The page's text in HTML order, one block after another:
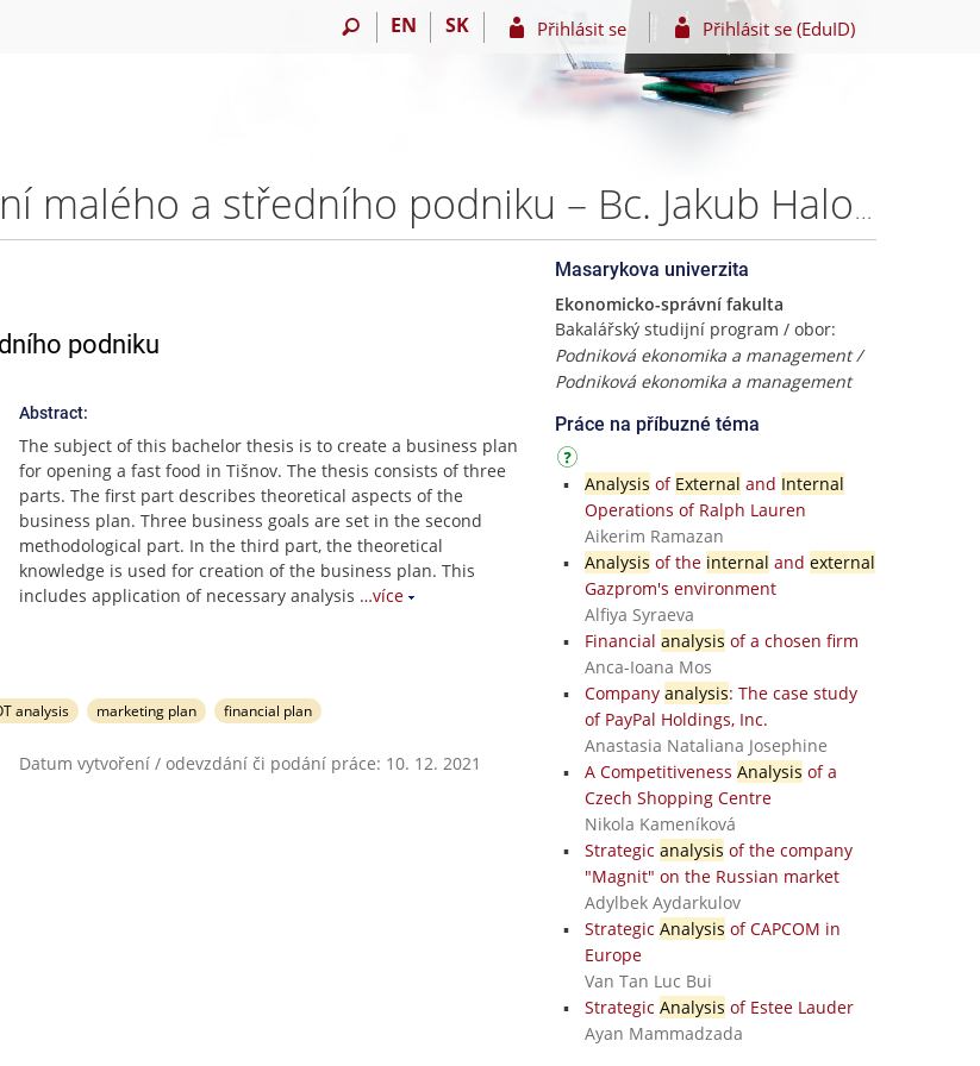
EN SK Přihlásit se Přihlásit se (EduID)
Podnikatelský plán a zakládání malého a středního podniku – Bc. Jakub Halouzka
podniku
Abstract:
The subject of this bachelor thesis is to create a business plan
for opening a fast food in Tišnov. The thesis consists of three
parts. The first part describes theoretical aspects of the
business plan. Three business goals are set in the second
methodological part. In the third part, the theoretical
knowledge is used for creation of the business plan. This
includes application of necessary analysis …více
analysis marketing plan financial plan
Datum vytvoření / odevzdání či podání práce: 10. 12. 2021
Masarykova univerzita
Ekonomicko-správní fakulta
Bakalářský studijní program / obor:
Podniková ekonomika a management /
Podniková ekonomika a management
Práce na příbuzné téma
Analysis of External and Internal
Operations of Ralph Lauren
Aikerim Ramazan
Analysis of the internal and external
Gazprom's environment
Alfiya Syraeva
Financial analysis of a chosen firm
Anca-Ioana Mos
Company analysis: The case study
of PayPal Holdings, Inc.
Anastasia Nataliana Josephine
A Competitiveness Analysis of a
Czech Shopping Centre
Nikola Kameníková
Strategic analysis of the company
"Magnit" on the Russian market
Adylbek Aydarkulov
Strategic Analysis of CAPCOM in
Europe
Van Tan Luc Bui
Strategic Analysis of Estee Lauder
Ayan Mammadzada